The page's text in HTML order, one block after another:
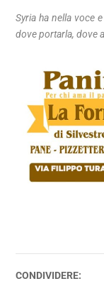
Syria ha nella voce
dove portarla, dove
CONDIVIDERE: